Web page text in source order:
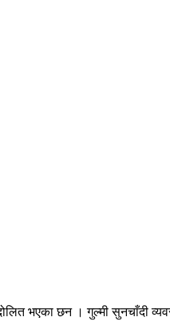
भएका छन । गुल्मी सुनचाँदी